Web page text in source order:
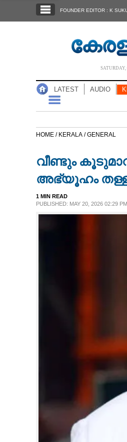
NOTIFIED NEWS
NEWS 360
CASE DIARY
FOUNDER EDITOR : K
LATEST AUDIO
HOME / KERALA /GENERAL
വീണ്ടും
അഭ്യൂഹം
1 MIN READ
PUBLISHED: MAY 20, 2026 02:29